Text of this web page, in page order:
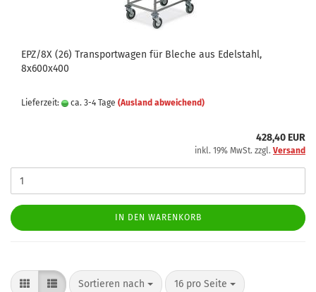
EPZ/8X (26) Transportwagen für Bleche aus Edelstahl,
8x600x400
Lieferzeit: ca. 3-4 Tage (Ausland abweichend)
428,40 EUR
inkl. 19% MwSt. zzgl. Versand
IN DEN WARENKORB
Sortieren nach
Sortieren nach 16 pro Seite
pro Seite